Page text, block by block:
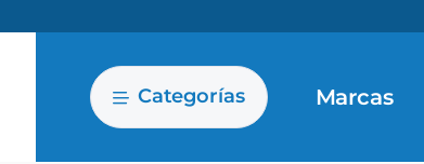
Categorías Marcas